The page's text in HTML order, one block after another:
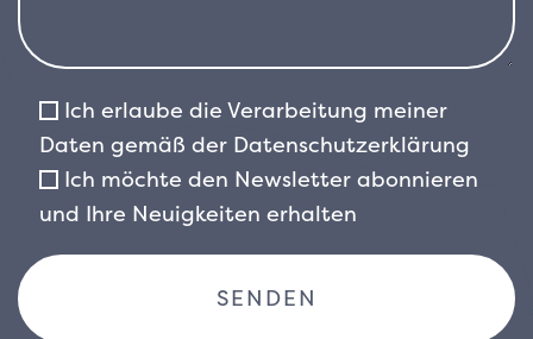
Ich erlaube die Verarbeitung meiner
Daten gemäß der Datenschutzerklärung
Ich möchte den Newsletter abonnieren
und Ihre Neuigkeiten erhalten